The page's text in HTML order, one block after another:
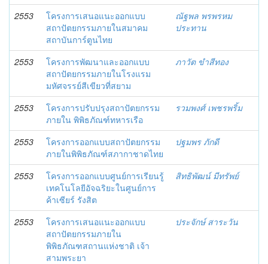
2553
โครงการเสนอแนะออกแบบ
สถาปัตยกรรมภายในสมาคม
สถาบันการ์ตูนไทย
ณัฐพล พรพรหม
ประทาน
2553
โครงการพัฒนาและออกแบบ
สถาปัตยกรรมภายในโรงแรม
มหัศจรรย์สีเขียวที่สยาม
ภาวัต ขำสีทอง
2553
โครงการปรับปรุงสถาปัตยกรรม
ภายใน พิพิธภัณฑ์ทหารเรือ
รวมพงศ์ เพชรพริ้ม
2553
โครงการออกแบบสถาปัตยกรรม
ภายในพิพิธภัณฑ์สภากาชาดไทย
ปฐมพร ภักดี
2553
โครงการออกแบบศูนย์การเรียนรู้
เทคโนโลยีอัจฉริยะในศูนย์การ
ค้าเซียร์ รังสิต
สิทธิพัฒน์ มีทรัพย์
2553
โครงการเสนอแนะออกแบบ
สถาปัตยกรรมภายใน
พิพิธภัณฑสถานแห่งชาติ เจ้า
สามพระยา
ประจักษ์ สาระวัน